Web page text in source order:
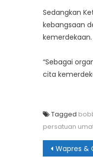
Sedangkan
kebangsaan
kemerdekaan.
“Sebagai
cita
Tagged
persatuan
Wapres & Gubernur Sumut